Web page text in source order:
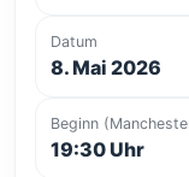
Datum
8. Mai 2026
Beginn
19:30 Uhr